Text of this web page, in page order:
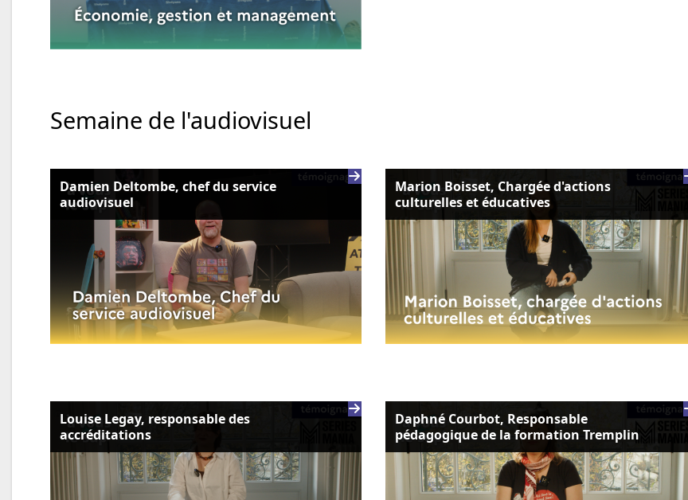
Semaine de l'audiovisuel
Damien Deltombe, chef du service
audiovisuel
Louise Legay, responsable des
accréditations
Marion Boisset, Chargée d'actions
culturelles et éducatives
Daphné Courbot, Responsable
pédagogique de la formation Tremplin